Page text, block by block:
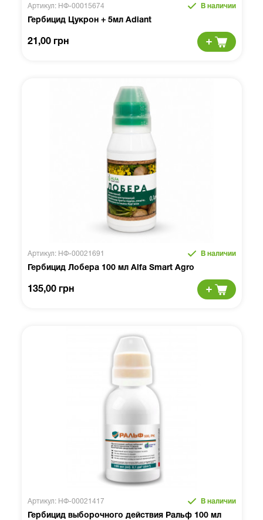
Артикул: НФ-00015674 В наличии
Гербицид Цукрон + 5мл Adiant
21,00 грн
Артикул: НФ-00021691 В наличии
Гербицид Лобера 100 мл Alfa Smart Agro
135,00 грн
Артикул: НФ-00021417 В наличии
Гербицид выборочного действия Ральф 100 мл